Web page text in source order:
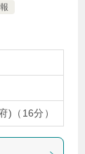
)（16分）